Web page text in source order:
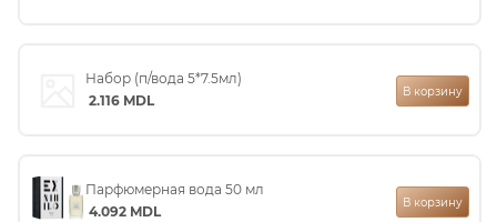
Набор (п/вода 5*7.5мл)
2.116 MDL
В корзину
Парфюмерная вода 50 мл
4.092 MDL
В корзину